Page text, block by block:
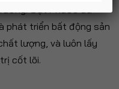
Đạt Phước đã
phát triển bất động sản
lượng, và luôn lấy
cốt lõi.